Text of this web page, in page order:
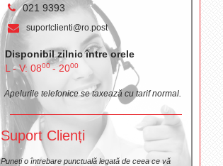
021 9393
suportclienti@ro.post
Disponibil zilnic între orele
L - V: 0800- 2000
Apelurile telefonice se taxează cu tarif normal.
Suport Clienți
Puneți o întrebare punctuală legată de ceea ce vă